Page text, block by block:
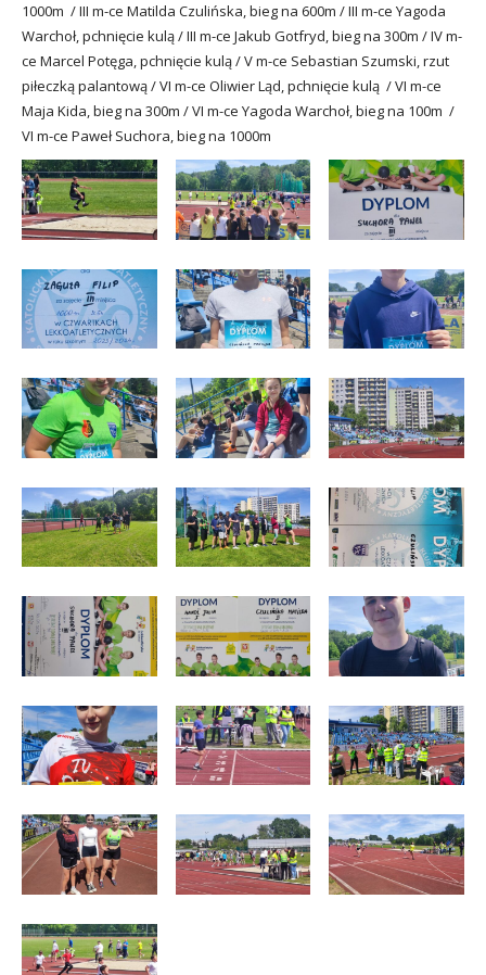
1000m / III m-ce Matilda Czulińska, bieg na 600m / III m-ce Yagoda
Warchoł, pchnięcie kulą / III m-ce Jakub Gotfryd, bieg na 300m / IV m-
ce Marcel Potęga, pchnięcie kulą / V m-ce Sebastian Szumski, rzut
piłeczką palantową / VI m-ce Oliwier Ląd, pchnięcie kulą / VI m-ce
Maja Kida, bieg na 300m / VI m-ce Yagoda Warchoł, bieg na 100m /
VI m-ce Paweł Suchora, bieg na 1000m